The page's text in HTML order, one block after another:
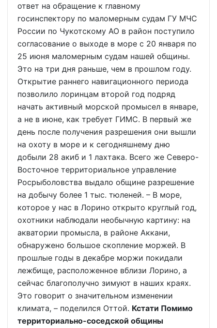
ответ на обращение к главному
госинспектору по маломерным судам ГУ МЧС
России по Чукотскому АО в район поступило
согласование о выходе в море с 20 января по
25 июня маломерным судам нашей общины.
Это на три дня раньше, чем в прошлом году.
Открытие раннего навигационного периода
позволило лоринцам второй год подряд
начать активный морской промысел в январе,
а не в июне, как требует ГИМС. В первый же
день после получения разрешения они вышли
на охоту в море и к сегодняшнему дню
добыли 28 акиб и 1 лахтака. Всего же Северо-
Восточное территориальное управление
Росрыболовства выдало общине разрешение
на добычу более 1 тыс. тюленей. – В море,
которое у нас в Лорино открыто круглый год,
охотники наблюдали необычную картину: на
акватории промысла, в районе Аккани,
обнаружено большое скопление моржей. В
прошлые годы в декабре моржи покидали
лежбище, расположенное вблизи Лорино, а
сейчас благополучно зимуют в наших краях.
Это говорит о значительном изменении
климата, – поделился Оттой. Кстати Помимо
территориально-соседской общины